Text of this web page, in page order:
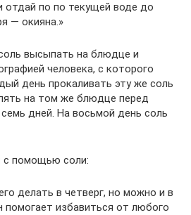
отдай по по текущей воде до
— окияна.»
высыпать на блюдце и
человека, с которого
день прокаливать эту же соль
на том же блюдце перед
дней. На восьмой день соль
с помощью соли:
делать в четверг, но можно и в
помогает избавиться от любого